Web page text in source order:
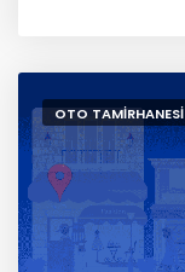
OTO TAMIRHANESI